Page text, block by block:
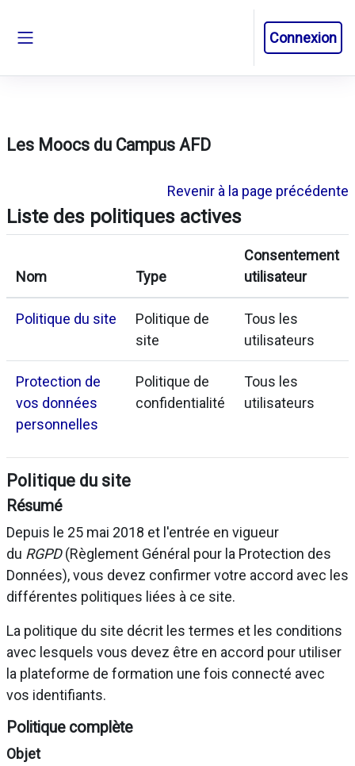
Connexion
Les Moocs du Campus AFD
Revenir à la page précédente
Liste des politiques actives
Nom Type
Consentement
utilisateur
Politique du site
Politique de
site
Tous les
utilisateurs
Protection de
vos données
personnelles
Politique de
confidentialité
Tous les
utilisateurs
Politique du site
Résumé
Depuis le 25 mai 2018 et l'entrée en vigueur
du RGPD(Règlement Général pour la Protection des
Données), vous devez confirmer votre accord avec les
différentes politiques liées à ce site.
La politique du site décrit les termes et les conditions
avec lesquels vous devez être en accord pour utiliser
la plateforme de formation une fois connecté avec
vos identifiants.
Politique complète
Objet